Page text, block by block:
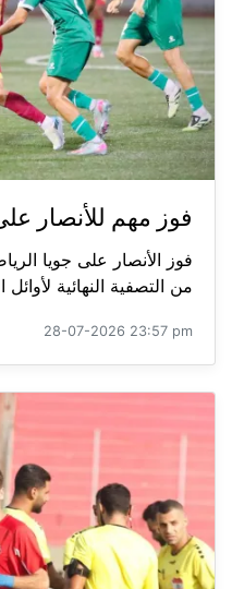
فوز مهم للأنصار
من التصفية النهائية لأوائل
28-07-2026 23:57 pm